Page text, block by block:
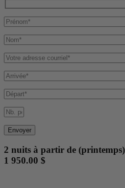
2 nuits à partir de (printemps)
1 950.00 $